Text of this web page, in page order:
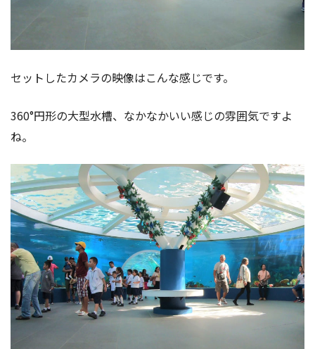
セットしたカメラの映像はこんな感じです。
360°円形の大型水槽、なかなかいい感じの雰囲気ですよ
ね。